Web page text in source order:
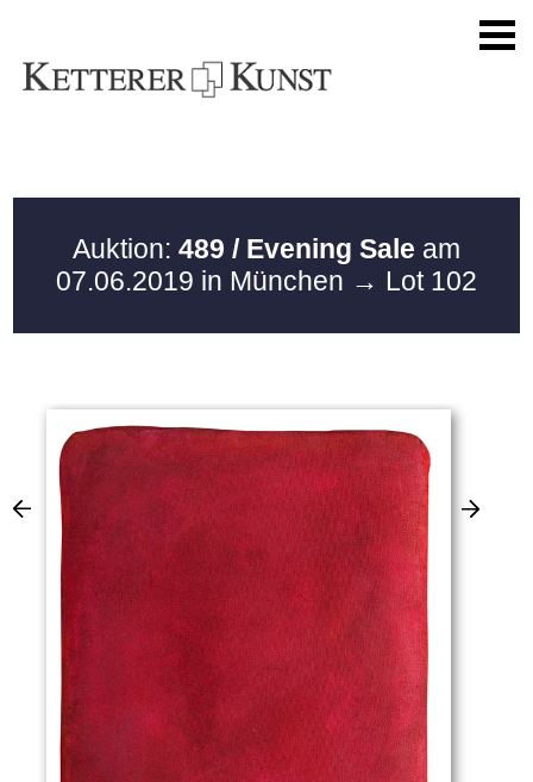
Auktion: 489 / Evening Sale am
07.06.2019 in München → Lot 102